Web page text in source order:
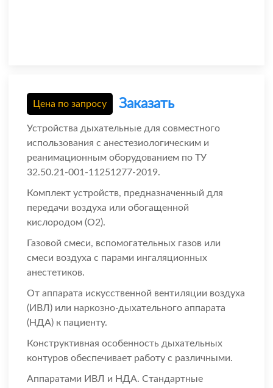
Цена по запросу Заказать
Устройства дыхательные для совместного
использования с анестезиологическим и
реанимационным оборудованием по ТУ
32.50.21-001-11251277-2019.
Комплект устройств, предназначенный для
передачи воздуха или обогащенной
кислородом (О2).
Газовой смеси, вспомогательных газов или
смеси воздуха с парами ингаляционных
анестетиков.
От аппарата искусственной вентиляции воздуха
(ИВЛ) или наркозно-дыхательного аппарата
(НДА) к пациенту.
Конструктивная особенность дыхательных
контуров обеспечивает работу с различными.
Аппаратами ИВЛ и НДА. Стандартные